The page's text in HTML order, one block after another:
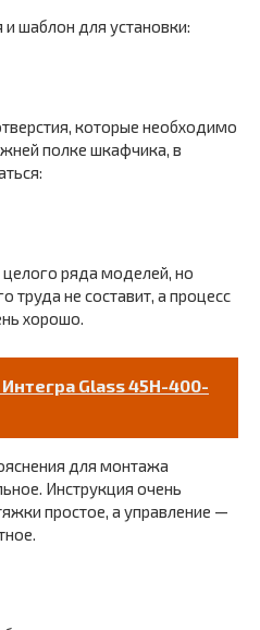
и шаблон для установки:
которые необходимо
полке шкафчика, в
ряда моделей, но
труда не составит, а процесс
хорошо.
Glass 45Н-400-
для монтажа
Инструкция очень
простое, а управление —